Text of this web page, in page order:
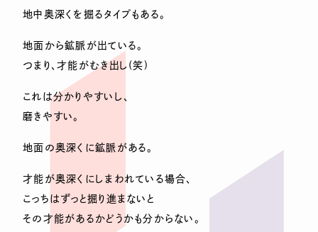
地中奥深くを掘るタイプもある。
地面から鉱脈が出ている。
つまり、才能がむき出し(笑)
これは分かりやすいし、
磨きやすい。
地面の奥深くに鉱脈がある。
才能が奥深くにしまわれている場合、
こっちはずっと掘り進まないと
その才能があるかどうかも分からない。